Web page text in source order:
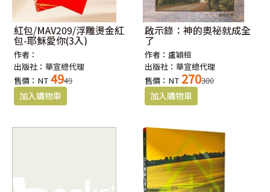
紅包/MAV209/浮雕燙金紅
包-耶穌愛你(3入)
作者：
出版社：華宣總代理
售價：NT 4949
啟示錄：神的奧祕就成全
了
作者：盧穎桓
出版社：華宣總代理
售價：NT 270300